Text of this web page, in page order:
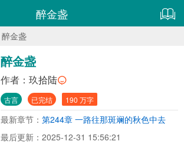
醉金盏
醉金盏
醉金盏
作者： 玖拾陆
古言 已完结 190 万字
最新章节： 第244章 一路往那斑斓的秋色中去
（全文完）
最后更新：2025-12-31 15:56:21